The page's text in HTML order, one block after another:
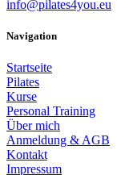
info@pilates4you.eu
Navigation
Startseite
Pilates
Kurse
Personal Training
Über mich
Anmeldung & AGB
Kontakt
Impressum